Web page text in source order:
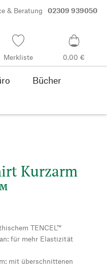
& Beratung 02309 939050
Merkliste 0,00 €
Bücher
Kurzarm
TENCEL™
für mehr Elastizität
mit überschnittenen